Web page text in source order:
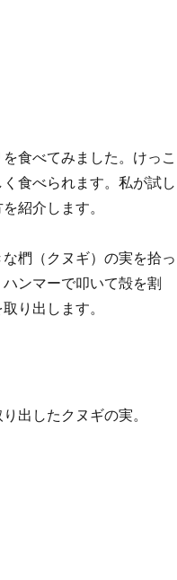
を食べてみました。けっこ
く食べられます。私が試し
紹介します。
椚（クヌギ）の実を拾っ
ンマーで叩いて殻を割
り出します。
出したクヌギの実。